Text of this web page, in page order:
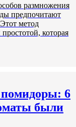
размножения
предпочитают
метод
которая
6
были